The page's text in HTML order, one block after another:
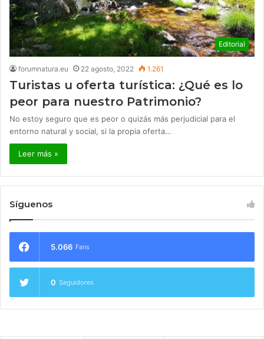
Editorial
forumnatura.eu 22 agosto, 2022 1.261
Turistas u oferta turística: ¿Qué es lo
peor para nuestro Patrimonio?
No estoy seguro que es peor o quizás más perjudicial para el
entorno natural y social, si la propia oferta…
Leer más »
Síguenos
5.066 Fans
0 Seguidores